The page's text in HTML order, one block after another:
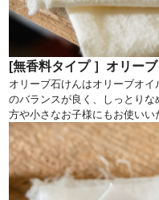
[無香料タイプ ］オリーブ
オリーブ石けんはオリーブオ
のバランスが良く、しっとり
方や小さなお子様にもお使いい